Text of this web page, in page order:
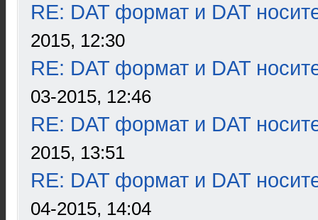
RE: DAT формат и DAT
2015, 12:30
RE: DAT формат и DAT
03-2015, 12:46
RE: DAT формат и DAT
2015, 13:51
RE: DAT формат и DAT
04-2015, 14:04